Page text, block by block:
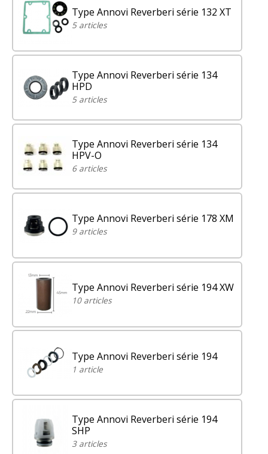
Type Annovi Reverberi série 132 XT
5 articles
Type Annovi Reverberi série 134
HPD
5 articles
Type Annovi Reverberi série 134
HPV-O
6 articles
Type Annovi Reverberi série 178 XM
9 articles
Type Annovi Reverberi série 194 XW
10 articles
Type Annovi Reverberi série 194
1 article
Type Annovi Reverberi série 194
SHP
3 articles